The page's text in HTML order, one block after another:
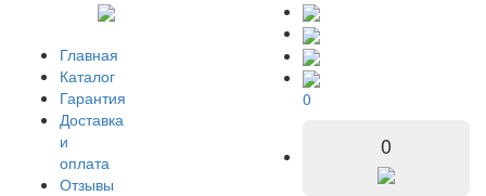
Главная
Каталог
Гарантия
Доставка
и
оплата
Отзывы
0
0